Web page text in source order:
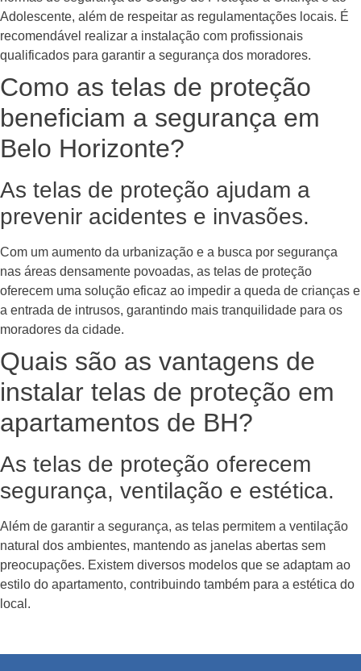
Adolescente, além de respeitar as regulamentações locais. É
recomendável realizar a instalação com profissionais
qualificados para garantir a segurança dos moradores.
Como as telas de proteção
beneficiam a segurança em
Belo Horizonte?
As telas de proteção ajudam a
prevenir acidentes e invasões.
Com um aumento da urbanização e a busca por segurança
nas áreas densamente povoadas, as telas de proteção
oferecem uma solução eficaz ao impedir a queda de crianças e
a entrada de intrusos, garantindo mais tranquilidade para os
moradores da cidade.
Quais são as vantagens de
instalar telas de proteção em
apartamentos de BH?
As telas de proteção oferecem
segurança, ventilação e estética.
Além de garantir a segurança, as telas permitem a ventilação
natural dos ambientes, mantendo as janelas abertas sem
preocupações. Existem diversos modelos que se adaptam ao
estilo do apartamento, contribuindo também para a estética do
local.